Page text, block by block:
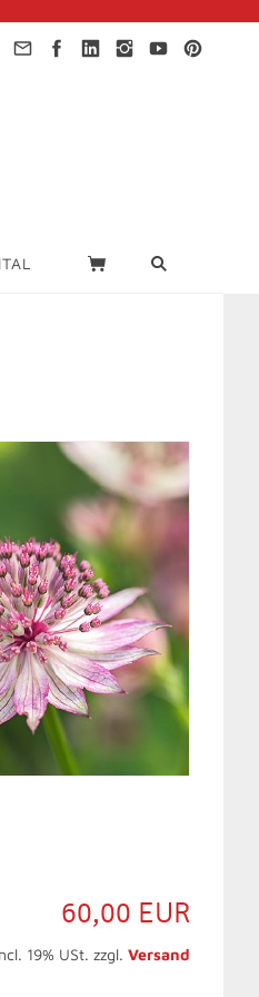
60,00 EUR
19% USt. zzgl. Versand